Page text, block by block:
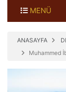
MENÜ
ANASAYFA
Muhammed